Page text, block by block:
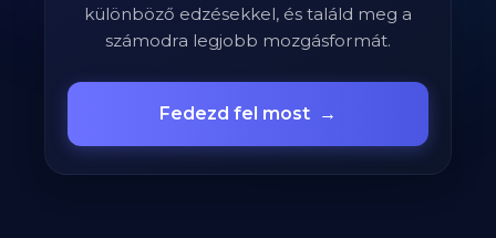
különböző edzésekkel, és találd meg a
számodra legjobb mozgásformát.
Fedezd fel most →